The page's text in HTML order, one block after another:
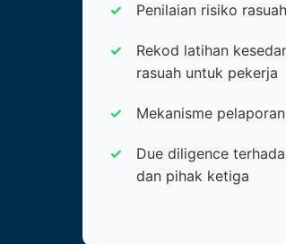
Penilaian risiko
Rekod latihan
rasuah untuk pekerja
Mekanisme
Due diligence
dan pihak ketiga